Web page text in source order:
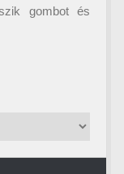
gombot és